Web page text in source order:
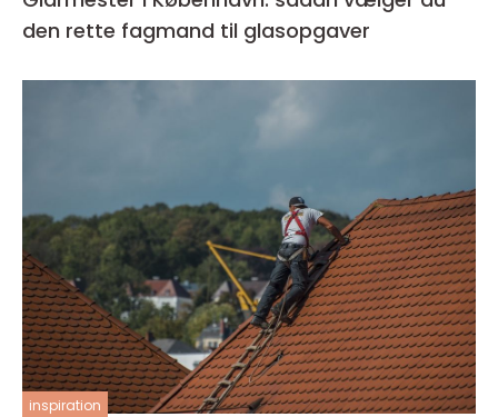
den rette fagmand til glasopgaver
inspiration